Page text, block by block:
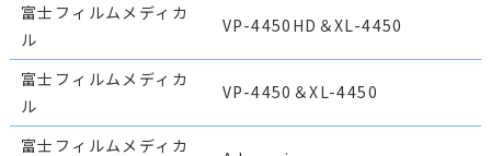
富士フィルムメディカ
ル
VP-4450HD＆XL-4450
富士フィルムメディカ
ル
VP-4450＆XL-4450
富士フィルムメディカ